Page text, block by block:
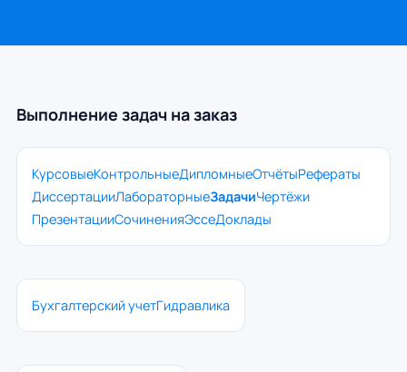
Выполнение задач на заказ
КурсовыеКонтрольныеДипломныеОтчётыРефераты
ДиссертацииЛабораторныеЗадачиЧертёжи
ПрезентацииСочиненияЭссеДоклады
Бухгалтерский учетГидравлика